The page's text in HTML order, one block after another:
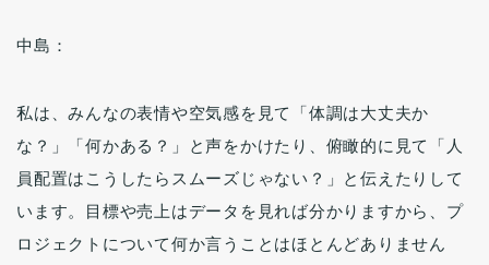
中島：
私は、みんなの表情や空気感を見て「体調は大丈夫か
な？」「何かある？」と声をかけたり、俯瞰的に見て「人
員配置はこうしたらスムーズじゃない？」と伝えたりして
います。目標や売上はデータを見れば分かりますから、プ
ロジェクトについて何か言うことはほとんどありません